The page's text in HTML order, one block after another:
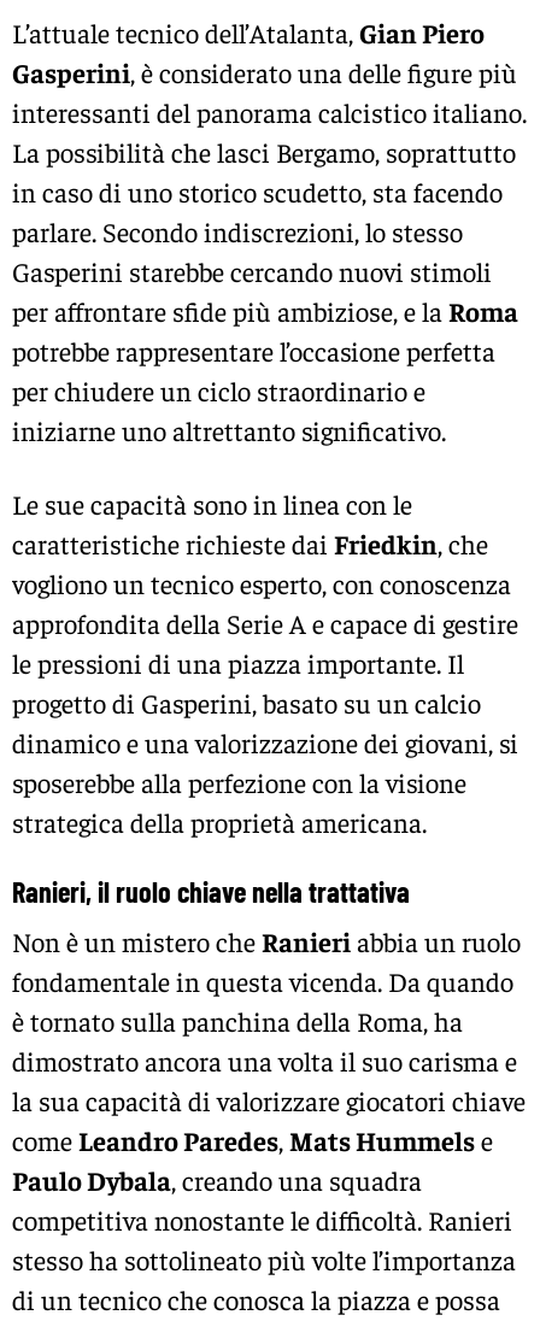
L’attuale tecnico dell’Atalanta,Gian Piero
Gasperini, è considerato una delle figure più
interessanti del panorama calcistico italiano.
La possibilità che lasci Bergamo, soprattutto
in caso di uno storico scudetto, sta facendo
parlare. Secondo indiscrezioni, lo stesso
Gasperini starebbe cercando nuovi stimoli
per affrontare sfide più ambiziose, e la Roma
potrebbe rappresentare l’occasione perfetta
per chiudere un ciclo straordinario e
iniziarne uno altrettanto significativo.
Le sue capacità sono in linea con le
caratteristiche richieste dai Friedkin, che
vogliono un tecnico esperto, con conoscenza
approfondita della Serie A e capace di gestire
le pressioni di una piazza importante. Il
progetto di Gasperini, basato su un calcio
dinamico e una valorizzazione dei giovani, si
sposerebbe alla perfezione con la visione
strategica della proprietà americana.
Ranieri, il ruolo chiave nella trattativa
Non è un mistero cheRanieriabbia un ruolo
fondamentale in questa vicenda. Da quando
è tornato sulla panchina della Roma, ha
dimostrato ancora una volta il suo carisma e
la sua capacità di valorizzare giocatori chiave
comeLeandro Paredes, Mats Hummelse
Paulo Dybala, creando una squadra
competitiva nonostante le difficoltà. Ranieri
stesso ha sottolineato più volte l’importanza
di un tecnico che conosca la piazza e possa